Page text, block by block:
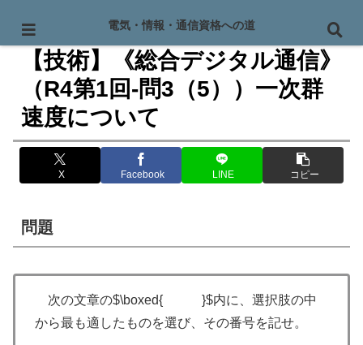
PR
【技術】《総合デジタル通信》
（R4第1回-問3（5））一次群
速度について
X Facebook LINE コピー
問題
次の文章の$\boxed{ }$内に、選択肢の中
から最も適したものを選び、その番号を記せ。
電気・情報・通信資格への道